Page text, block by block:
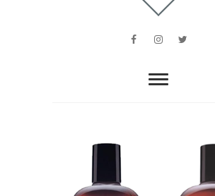
essenz
EL CABELLO
FacebookInstagram